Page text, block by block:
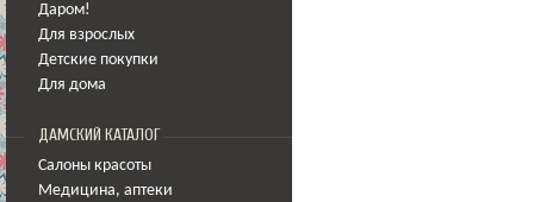
Даром!
Для взрослых
Детские покупки
Для дома
ДАМСКИЙ КАТАЛОГ
Салоны красоты
Медицина, аптеки